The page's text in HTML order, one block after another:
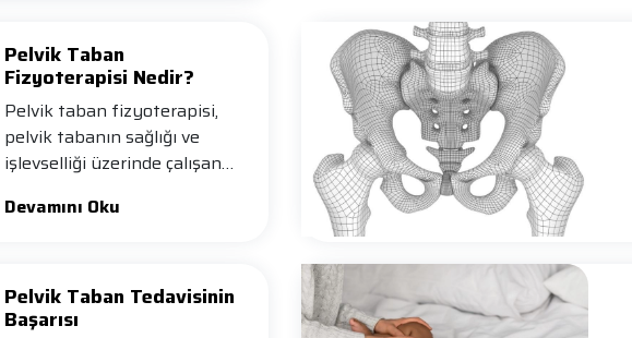
Pelvik Taban
Fizyoterapisi Nedir?
Pelvik taban fizyoterapisi,
pelvik tabanın sağlığı ve
işlevselliği üzerinde çalışan
Devamını Oku
Pelvik Taban Tedavisinin
Başarısı